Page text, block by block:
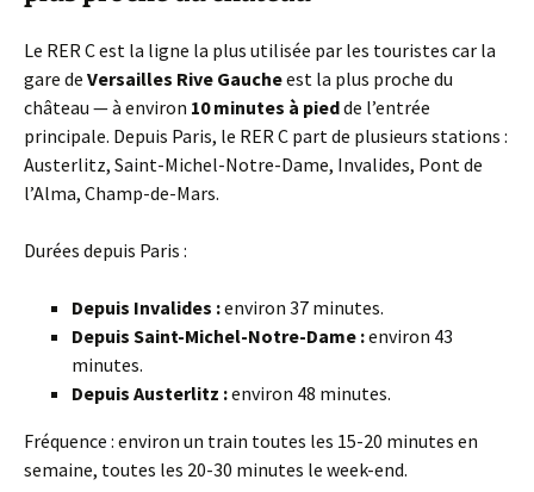
Le RER C est la ligne la plus utilisée par les touristes car la
gare de Versailles Rive Gaucheest la plus proche du
château — à environ 10 minutes à piedde l’entrée
principale. Depuis Paris, le RER C part de plusieurs stations :
Austerlitz, Saint-Michel-Notre-Dame, Invalides, Pont de
l’Alma, Champ-de-Mars.
Durées depuis Paris :
Depuis Invalides :environ 37 minutes.
Depuis Saint-Michel-Notre-Dame :environ 43
minutes.
Depuis Austerlitz :environ 48 minutes.
Fréquence : environ un train toutes les 15-20 minutes en
semaine, toutes les 20-30 minutes le week-end.